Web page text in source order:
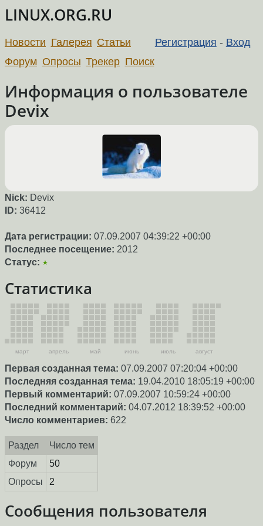
LINUX.ORG.RU
Регистрация - Вход
Новости Галерея Статьи
Форум Опросы Трекер Поиск
Информация о пользователе
Devix
Nick: Devix
ID: 36412
Дата регистрации: 07.09.2007 04:39:22 +00:00
Последнее посещение: 2012
Статус: ★
Статистика
март апрель май июнь июль август
Первая созданная тема: 07.09.2007 07:20:04 +00:00
Последняя созданная тема: 19.04.2010 18:05:19 +00:00
Первый комментарий: 07.09.2007 10:59:24 +00:00
Последний комментарий: 04.07.2012 18:39:52 +00:00
Число комментариев: 622
Раздел
Число тем
Форум
50
Опросы
2
Сообщения пользователя